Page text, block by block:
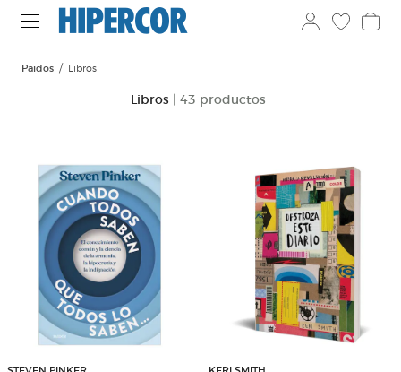
Paidos Libros
Libros | 43 productos